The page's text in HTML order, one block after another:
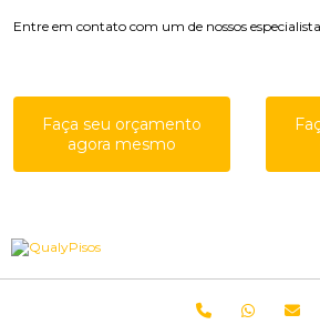
Entre em contato com um de nossos
Faça seu orçamento
agora mesmo